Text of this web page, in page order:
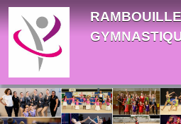
Panneau de gestion des cookies